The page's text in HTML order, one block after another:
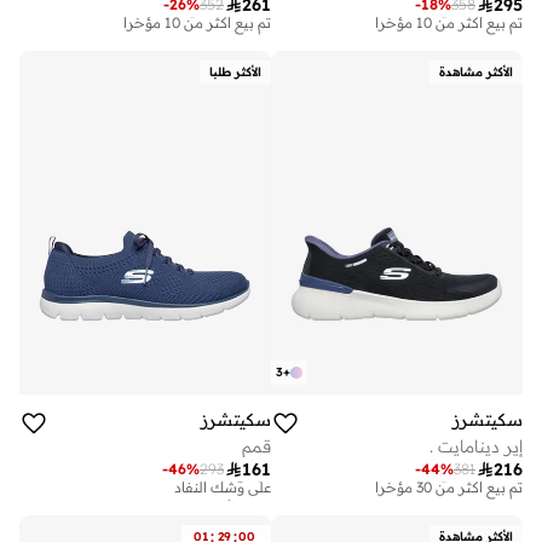
295
358
-18%
تم بيع أكثر من 10 مؤخرا
توصيل مجاني
261
352
-26%
تم بيع أكثر من 10 مؤخرا
توصيل مجاني
الأكثر مشاهدة
+
3
سكيتشرز
إير دينامايت .
216
381
-44%
توصيل مجاني
تم بيع أكثر من 30 مؤخرا
الأكثر طلبا
سكيتشرز
قمم
161
293
-46%
تم بيع أكثر من 20 مؤخرا
على وشك النفاد
تم بيع أكثر من 20 مؤخرا
الأكثر مشاهدة 01: 29:00